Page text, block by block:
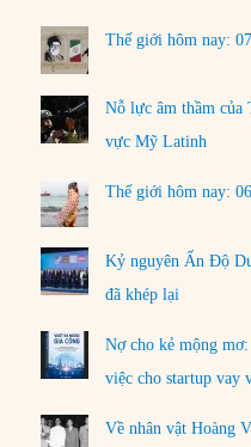
Thế giới hôm nay:
Nỗ lực âm thầm của
vực Mỹ Latinh
Thế giới hôm nay:
Kỷ nguyên Ấn Độ
đã khép lại
Nợ cho kẻ mộng
việc cho startup vay
Về nhân vật Hoàng